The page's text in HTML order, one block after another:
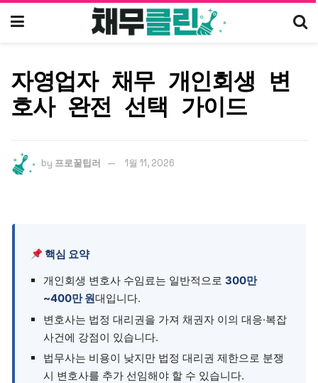
자영업자 채무 개인회생 변
호사 완전 선택 가이드
by 프로꿀팁러 1월 11, 2026
핵심 요약
개인회생 변호사 수임료는 일반적으로 300만
~400만 원대입니다.
변호사는 법정 대리권을 가져 채권자 이의 대응·복잡
사건에 강점이 있습니다.
법무사는 비용이 낮지만 법정 대리권 제한으로 분쟁
시 변호사를 추가 선임해야 할 수 있습니다.